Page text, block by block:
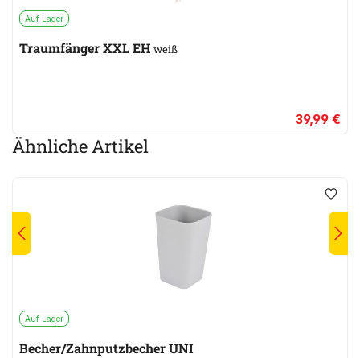
Auf Lager
Traumfänger XXL EH weiß
39,99 €
Ähnliche Artikel
Auf Lager
Becher/Zahnputzbecher UNI